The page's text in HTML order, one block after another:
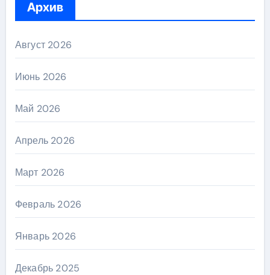
Архив
Август 2026
Июнь 2026
Май 2026
Апрель 2026
Март 2026
Февраль 2026
Январь 2026
Декабрь 2025